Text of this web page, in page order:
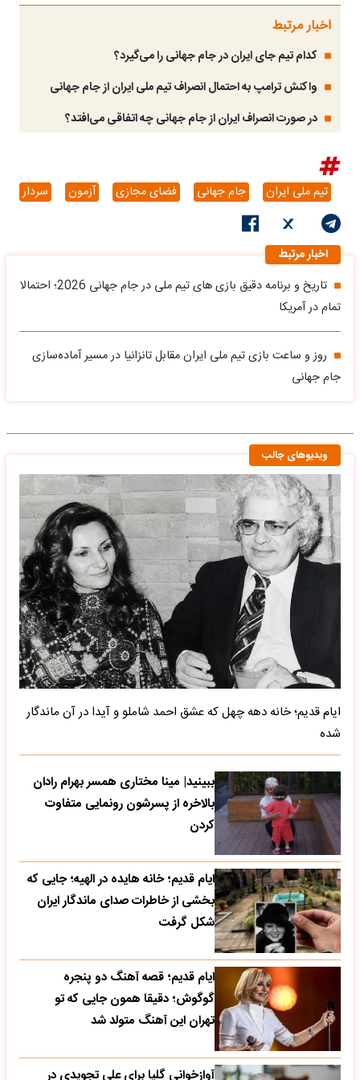
اخبار مرتبط
کدام تیم جای ایران در جام جهانی را می‌گیرد؟
واکنش ترامپ به احتمال انصراف تیم ملی ایران از جام جهانی
در صورت انصراف ایران از جام جهانی چه اتفاقی می‌افتد؟
تیم ملی ایران جام جهانی فضای مجازی آزمون سردار
اخبار مرتبط
تاریخ و برنامه دقیق بازی های تیم ملی در جام جهانی 2026؛ احتمالا
تمام در آمریکا
روز و ساعت بازی‌ تیم ملی ایران مقابل تانزانیا در مسیر آماده‌سازی
جام جهانی
ویدیوهای جالب
ایام قدیم؛ خانه دهه چهل که عشق احمد شاملو و آیدا در آن ماندگار
شده
ببینید| مینا مختاری همسر بهرام رادان
بالاخره از پسرشون رونمایی متفاوت
کردن
ایام قدیم؛ خانه هایده در الهیه؛ جایی که
بخشی از خاطرات صدای ماندگار ایران
شکل گرفت
ایام قدیم؛ قصه آهنگ دو پنجره
گوگوش؛ دقیقا همون جایی که تو
تهران این آهنگ متولد شد
آوازخوانی گلپا برای علی تجویدی در